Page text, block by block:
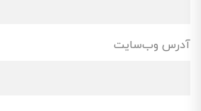
آدرس وب‌سایت